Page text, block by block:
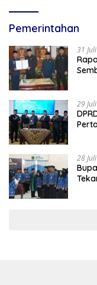
Pemerintahan
31
29
28